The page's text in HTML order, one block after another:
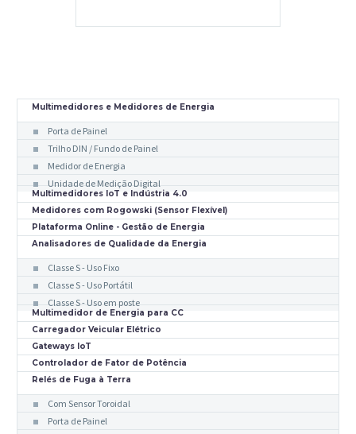
Multimedidores e Medidores de Energia
Porta de Painel
Trilho DIN / Fundo de Painel
Medidor de Energia
Unidade de Medição Digital
Multimedidores IoT e Indústria 4.0
Medidores com Rogowski (Sensor Flexível)
Plataforma Online - Gestão de Energia
Analisadores de Qualidade da Energia
Classe S - Uso Fixo
Classe S - Uso Portátil
Classe S - Uso em poste
Multimedidor de Energia para CC
Carregador Veicular Elétrico
Gateways IoT
Controlador de Fator de Potência
Relés de Fuga à Terra
Com Sensor Toroidal
Porta de Painel